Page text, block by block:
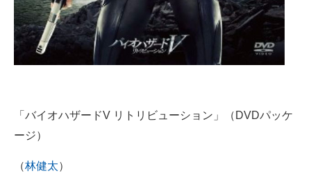
「バイオハザードV リトリビューション」（DVDパッケ
ージ）
（林健太）